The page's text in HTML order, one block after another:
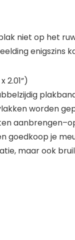
niet op het
2.01”)
worden
goedkoop je
maar ook